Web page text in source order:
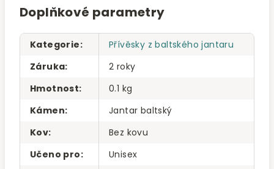
Doplňkové parametry
Kategorie:
Přívěsky z baltského jantaru
Záruka:
2 roky
Hmotnost:
0.1 kg
Kámen:
Jantar baltský
Kov:
Bez kovu
Učeno pro:
Unisex